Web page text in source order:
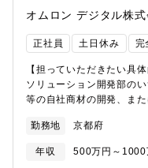
補助（年間1万円）外国
教育、E-learning受講補
補助)
はグループ内の開発現場
オムロングループ以外の
車載など多彩な業界で経
――その両方を叶える、
です。キャリアの選択肢
で深く技術を追求・業界
化・リーダーへ挑戦：開
――10年先を描けるキャ
オムロン デジタル株式
正社員 土日休み 完
【担っていただきたい具
ソリューション開発部の
等の自社商材の開発、ま
題管理、品質管理、委託
10名程度）③商材やソリ
仕事内容に対しての期待
勤務地 京都府
年収 500万円～1000